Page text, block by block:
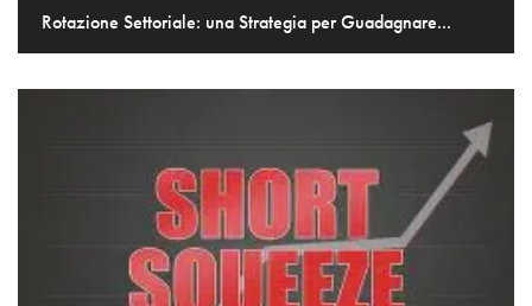
Rotazione Settoriale: una Strategia per Guadagnare...